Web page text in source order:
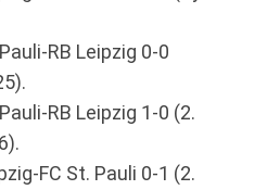
RB Leipzig 0-0
RB Leipzig 1-0 (2.
FC St. Pauli 0-1 (2.